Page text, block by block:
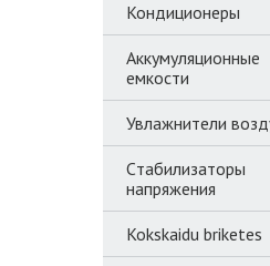
Кондиционеры
Аккумуляционные
емкости
Увлажнители
Cтабилизаторы
напряжения
Kokskaidu briketes